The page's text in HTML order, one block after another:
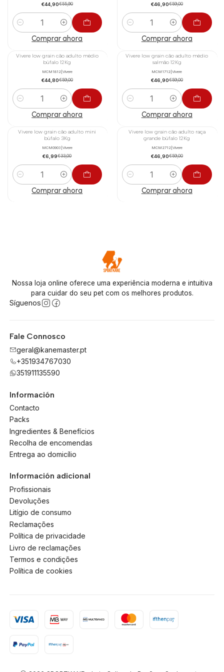
€44,90€55,90
Cantidad
Comprar ahora
€46,90€59,00
Cantidad
Comprar ahora
Vivere low grain cão adulto médio
búfalo 12Kg
MCM1812| Vivere
€44,80€59,00
Cantidad
Comprar ahora
Vivere low grain cão adulto médio
salmão 12Kg
MCM1712 |Vivere
€46,90€59,00
Cantidad
Comprar ahora
Vivere low grain cão adulto mini
búfalo 3Kg
MCM0903 Vivere
€6,99€33,00
Cantidad
Comprar ahora
Vivere low grain cão adulto raça
grande búfalo 12Kg
MCM2712| Vivere
€46,90€59,00
Cantidad
Comprar ahora
Nossa loja online oferece uma experiência moderna e intuitiva
para cuidar do seu pet com os melhores produtos.
Síguenos
Fale Connosco
geral@kanemaster.pt
+351934767030
351911135590
Información
Contacto
Packs
Ingredientes & Benefícios
Recolha de encomendas
Entrega ao domicílio
Información adicional
Profissionais
Devoluções
Litígio de consumo
Reclamações
Política de privacidade
Livro de reclamações
Termos e condições
Política de cookies